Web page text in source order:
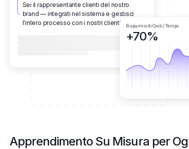
Sei il rappresentante clienti del nostro
brand — integrati nel sistema e gestisci
l'intero processo con i nostri clienti.
Risparmio di Costi / Tempo
+70%
Apprendimento Su Misura per